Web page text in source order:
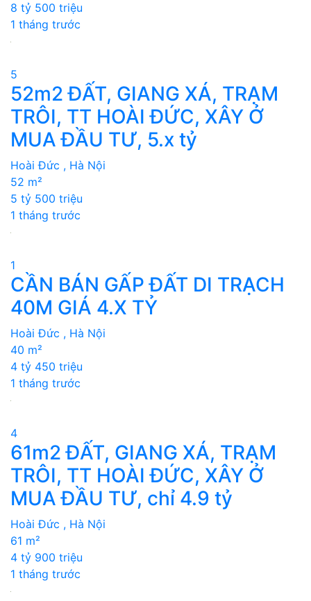
8 tỷ 500 triệu
1 tháng trước
5
52m2 ĐẤT, GIANG XÁ, TRẠM
TRÔI, TT HOÀI ĐỨC, XÂY Ở
MUA ĐẦU TƯ, 5.x tỷ
Hoài Đức , Hà Nội
52 m²
5 tỷ 500 triệu
1 tháng trước
1
CẦN BÁN GẤP ĐẤT DI TRẠCH
40M GIÁ 4.X TỶ
Hoài Đức , Hà Nội
40 m²
4 tỷ 450 triệu
1 tháng trước
4
61m2 ĐẤT, GIANG XÁ, TRẠM
TRÔI, TT HOÀI ĐỨC, XÂY Ở
MUA ĐẦU TƯ, chỉ 4.9 tỷ
Hoài Đức , Hà Nội
61 m²
4 tỷ 900 triệu
1 tháng trước